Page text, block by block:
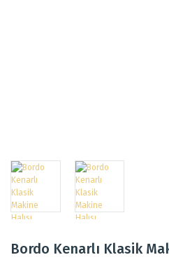
Bordo Kenarlı Klasik